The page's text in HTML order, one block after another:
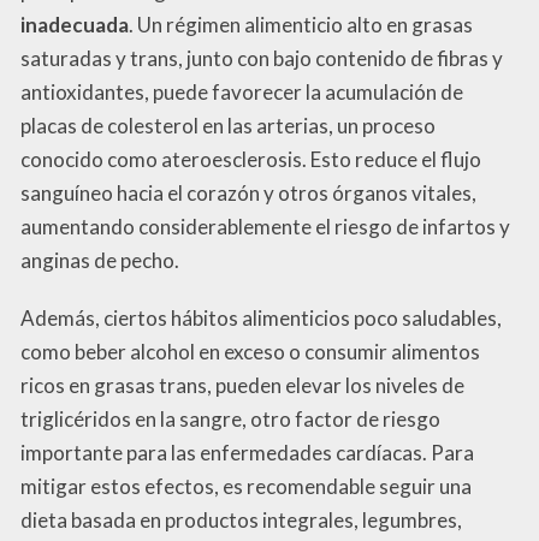
inadecuada. Un régimen alimenticio alto en grasas
saturadas y trans, junto con bajo contenido de fibras y
antioxidantes, puede favorecer la acumulación de
placas de colesterol en las arterias, un proceso
conocido como ateroesclerosis. Esto reduce el flujo
sanguíneo hacia el corazón y otros órganos vitales,
aumentando considerablemente el riesgo de infartos y
anginas de pecho.
Además, ciertos hábitos alimenticios poco saludables,
como beber alcohol en exceso o consumir alimentos
ricos en grasas trans, pueden elevar los niveles de
triglicéridos en la sangre, otro factor de riesgo
importante para las enfermedades cardíacas. Para
mitigar estos efectos, es recomendable seguir una
dieta basada en productos integrales, legumbres,